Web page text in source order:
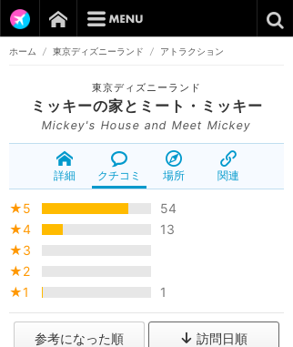
ホーム / 東京ディズニーランド / アトラクション
東京ディズニーランド
ミッキーの家とミート・ミッキー
Mickey's House and Meet Mickey
詳細 クチコミ 場所 関連
★5
54
★4
13
★3
★2
★1
1
参考になった順 訪問日順